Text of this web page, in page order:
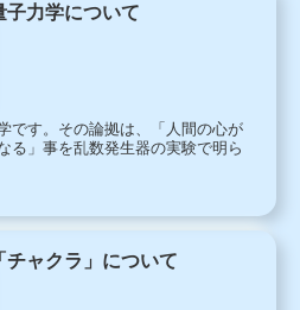
子力学について
です。その論拠は、「人間の心が
る」事を乱数発生器の実験で明ら
チャクラ」について